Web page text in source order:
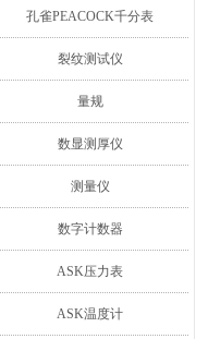
孔雀PEACOCK千分表
裂纹测试仪
量规
数显测厚仪
测量仪
数字计数器
ASK压力表
ASK温度计